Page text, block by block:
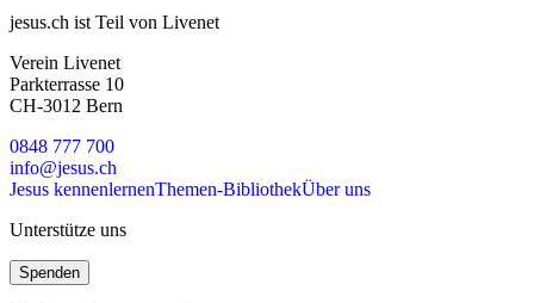
jesus.ch ist Teil von Livenet
Verein Livenet
Parkterrasse 10
CH-3012 Bern
0848 777 700
info@jesus.ch
Jesus kennenlernenThemen-BibliothekÜber uns
Unterstütze uns
Spenden